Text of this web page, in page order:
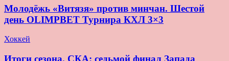
Молодёжь «Витязя» против минчан. Шестой
день OLIMPBET Турнира КХЛ 3×3
Хоккей
Итоги сезона. СКА: седьмой финал Запада